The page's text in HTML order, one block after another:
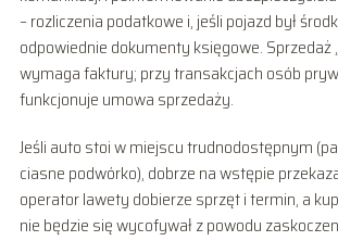
– rozliczenia podatkowe i, jeśli pojazd był
odpowiednie dokumenty księgowe. Sprzedaż
wymaga faktury; przy transakcjach osób
funkcjonuje umowa sprzedaży.
Jeśli auto stoi w miejscu trudnodostępnym
ciasne podwórko), dobrze na wstępie
operator lawety dobierze sprzęt i termin, a
nie będzie się wycofywał z powodu